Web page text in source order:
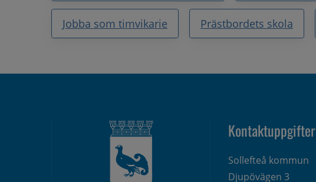
Jobba som timvikarie Prästbordets skola
Kontaktuppgifter
Sollefteå kommun
Djupövägen 3